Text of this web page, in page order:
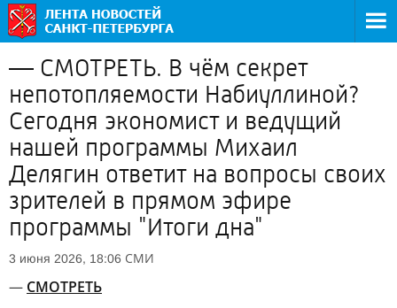
— СМОТРЕТЬ. В чём секрет
непотопляемости Набиуллиной?
Сегодня экономист и ведущий
нашей программы Михаил
Делягин ответит на вопросы своих
зрителей в прямом эфире
программы "Итоги дна"
3 июня 2026, 18:06 СМИ
— СМОТРЕТЬ